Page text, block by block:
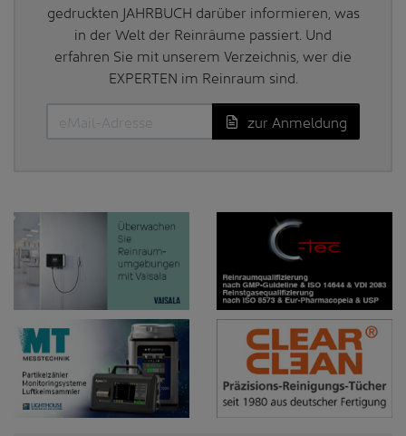
gedruckten JAHRBUCH darüber informieren, was
in der Welt der Reinräume passiert. Und
erfahren Sie mit unserem Verzeichnis, wer die
EXPERTEN im Reinraum sind.
zur Anmeldung